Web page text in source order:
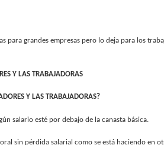
para grandes empresas pero lo deja para los
Y LAS TRABAJADORAS
Y LAS TRABAJADORAS?
salario esté por debajo de la canasta básica.
sin pérdida salarial como se está haciendo en